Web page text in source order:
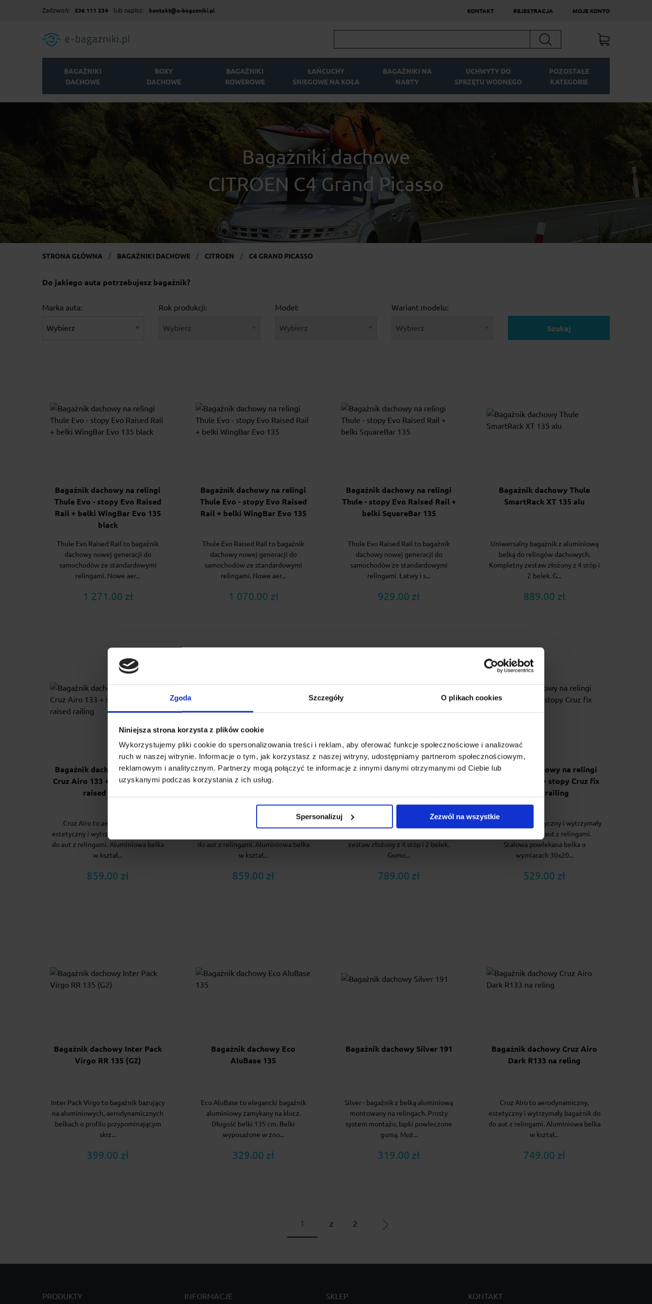
Zgoda Szczegóły O plikach cookies
Niniejsza strona korzysta z plików cookie
Wykorzystujemy pliki cookie do spersonalizowania treści i reklam, aby oferować funkcje społecznościowe i analizować
ruch w naszej witrynie. Informacje o tym, jak korzystasz z naszej witryny, udostępniamy partnerom społecznościowym,
reklamowym i analitycznym. Partnerzy mogą połączyć te informacje z innymi danymi otrzymanymi od Ciebie lub
uzyskanymi podczas korzystania z ich usług.
Spersonalizuj Zezwól na wszystkie
Zadzwoń: 536 111 234 lub napisz: kontakt@e-bagazniki.pl KONTAKT REJESTRACJA MOJE KONTO
Szukaj
BAGAŻNIKI
DACHOWE
BOXY
DACHOWE
BAGAŻNIKI
ROWEROWE
ŁAŃCUCHY
ŚNIEGOWE NA KOŁA
BAGAŻNIKI NA
NARTY
UCHWYTY DO
SPRZĘTU WODNEGO
POZOSTAŁE
KATEGORIE
Bagażniki dachowe
CITROEN C4 Grand Picasso
STRONA GŁÓWNA BAGAŻNIKI DACHOWE CITROEN C4 GRAND PICASSO
Do jakiego auta potrzebujesz bagażnik?
Marka auta: Rok produkcji: Model: Wariant modelu:
Szukaj
Bagażnik dachowy na relingi
Thule Evo - stopy Evo Raised
Rail + belki WingBar Evo 135
black
Thule Evo Raised Rail to bagażnik
dachowy nowej generacji do
samochodów ze standardowymi
relingami. Nowe aer...
1 271.00 zł
Bagażnik dachowy na relingi
Thule Evo - stopy Evo Raised
Rail + belki WingBar Evo 135
Thule Evo Raised Rail to bagażnik
dachowy nowej generacji do
samochodów ze standardowymi
relingami. Nowe aer...
1 070.00 zł
Bagażnik dachowy na relingi
Thule - stopy Evo Raised Rail +
belki SquareBar 135
Thule Evo Raised Rail to bagażnik
dachowy nowej generacji do
samochodów ze standardowymi
relingami. Łatwy i s...
929.00 zł
Bagażnik dachowy Thule
SmartRack XT 135 alu
Uniwersalny bagażnik z aluminiową
belką do relingów dachowych.
Kompletny zestaw złożony z 4 stóp i
2 belek. G...
889.00 zł
Bagażnik dachowy na relingi
Cruz Airo 133 + stopy Cruz fix
raised railing
Cruz Airo to aerodynamiczny,
estetyczny i wytrzymały bagażnik do
do aut z relingami. Aluminiowa belka
w kształ...
859.00 zł
Bagażnik dachowy na relingi
Cruz Airo Dark 133 + stopy
do aut z relingami. Aluminiowa belka
w kształ...
859.00 zł
Bagażnik dachowy Thule
Uniwersalny bagażnik z stalową belką
zestaw złożony z 4 stóp i 2 belek.
Gumo...
789.00 zł
Bagażnik dachowy na relingi
Cruz Lane 133 + stopy Cruz fix
raised railing
Cruz Lane to estetyczny i wytrzymały
bagażnik do do aut z relingami.
Stalowa powlekana belka o
wymiarach 30x20...
529.00 zł
Bagażnik dachowy Inter Pack
Virgo RR 135 (G2)
Inter Pack Virgo to bagażnik bazujący
na aluminiowych, aerodynamicznych
belkach o profilu przypominającym
skrz...
399.00 zł
Bagażnik dachowy Eco
AluBase 135
Eco AluBase to elegancki bagażnik
aluminiowy zamykany na klucz.
Długość belki 135 cm. Belki
wyposażone w zno...
329.00 zł
Bagażnik dachowy Silver 191
Silver - bagażnik z belką aluminiową
montowany na relingach. Prosty
system montażu, łapki powleczone
gumą. Moż...
319.00 zł
Bagażnik dachowy Cruz Airo
Dark R133 na reling
Cruz Airo to aerodynamiczny,
estetyczny i wytrzymały bagażnik do
do aut z relingami. Aluminiowa belka
w kształ...
749.00 zł
z 2
PRODUKTY INFORMACJE SKLEP KONTAKT